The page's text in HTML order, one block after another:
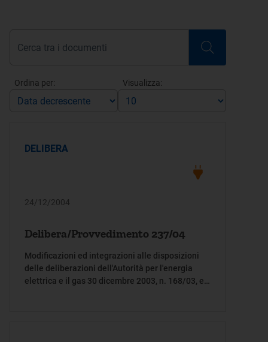
Ordina per: Visualizza:
DELIBERA
24/12/2004
Delibera/Provvedimento 237/04
Modificazioni ed integrazioni alle disposizioni
delle deliberazioni dell'Autorità per l'energia
elettrica e il gas 30 dicembre 2003, n. 168/03, e